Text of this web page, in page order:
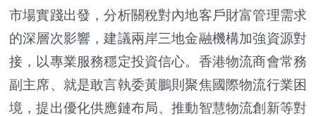
市場實踐出發，分析關稅對內地客戶財富管理需求
的深層次影響，建議兩岸三地金融機構加強資源對
接，以專業服務穩定投資信心。香港物流商會常務
副主席、就是敢言執委黃鵬則聚焦國際物流行業困
境，提出優化供應鏈布局、推動智慧物流創新等對